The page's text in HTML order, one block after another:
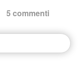
5 commenti